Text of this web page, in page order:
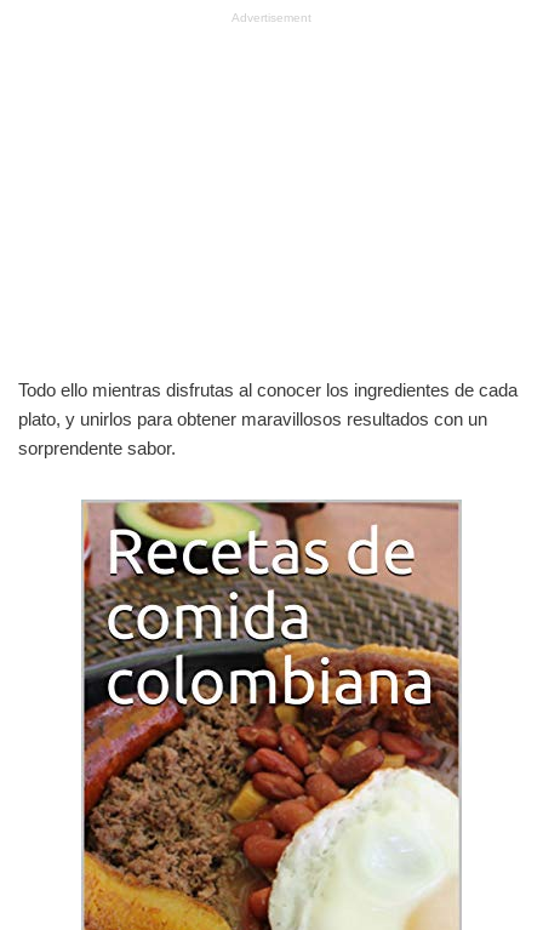
Advertisement
Todo ello mientras disfrutas al conocer los ingredientes de cada
plato, y unirlos para obtener maravillosos resultados con un
sorprendente sabor.